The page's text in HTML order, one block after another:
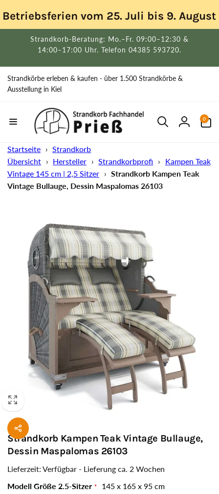
zum
Inhalt
Betriebsferien vom 25. Juli bis 9.
Strandkorb-Beratung: Mo.–Fr. 09:00–12:30 &
14:00–17:00 Uhr. Telefon 04385 593720.
Strandkörbe erleben & kaufen - über 1.500 Strandkörbe &
Ausstellung in Kiel
Einloggen
0
Artikel
Startseite › Strandkorb
Übersicht › Hersteller › Strandkorbprofi ›
Kampen Teak
Vintage 145 cm | 2,5 Sitzer › Strandkorb Kampen Teak
Vintage Bullauge, Dessin Maspalomas 26103
Strandkorb Kampen Teak Vintage Bullauge,
Dessin Maspalomas 26103
Lieferzeit: Verfügbar - Lieferung ca. 2 Wochen
Modell Größe 2.5-Sitzer
145 x 165 x 95 cm